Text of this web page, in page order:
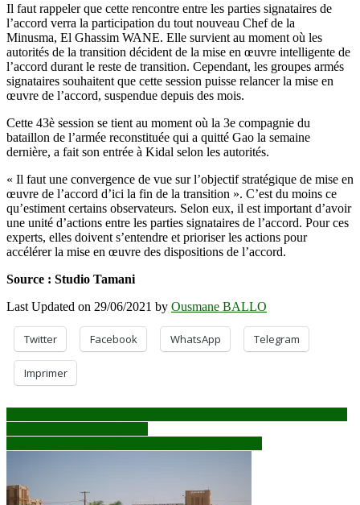
Il faut rappeler que cette rencontre entre les parties signataires de
l’accord verra la participation du tout nouveau Chef de la
Minusma, El Ghassim WANE. Elle survient au moment où les
autorités de la transition décident de la mise en œuvre intelligente de
l’accord durant le reste de transition. Cependant, les groupes armés
signataires souhaitent que cette session puisse relancer la mise en
œuvre de l’accord, suspendue depuis des mois.
Cette 43è session se tient au moment où la 3e compagnie du
bataillon de l’armée reconstituée qui a quitté Gao la semaine
dernière, a fait son entrée à Kidal selon les autorités.
« Il faut une convergence de vue sur l’objectif stratégique de mise en
œuvre de l’accord d’ici la fin de la transition ». C’est du moins ce
qu’estiment certains observateurs. Selon eux, il est important d’avoir
une unité d’actions entre les parties signataires de l’accord. Pour ces
experts, elles doivent s’entendre et prioriser les actions pour
accélérer la mise en œuvre des dispositions de l’accord.
Source : Studio Tamani
Last Updated on 29/06/2021 by Ousmane BALLO
Twitter Facebook WhatsApp Telegram
Imprimer
Navigation
de